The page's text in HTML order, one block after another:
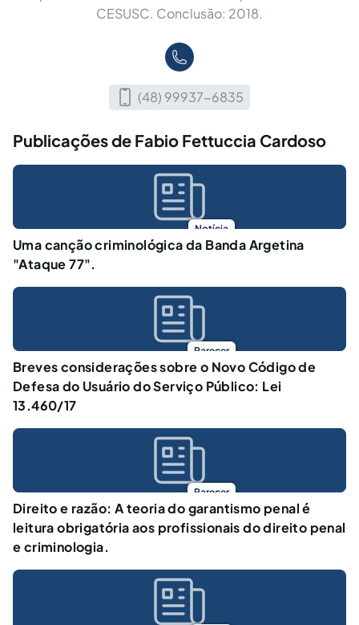
CESUSC. Conclusão: 2018.
(48) 99937-6835
Publicações de Fabio Fettuccia Cardoso
Notícia
Uma canção criminológica da Banda Argetina
"Ataque 77".
Parecer
Breves considerações sobre o Novo Código de
Defesa do Usuário do Serviço Público: Lei
13.460/17
Parecer
Direito e razão: A teoria do garantismo penal é
leitura obrigatória aos profissionais do direito penal
e criminologia.